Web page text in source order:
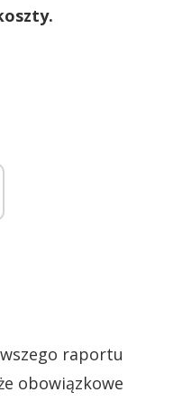
raportu
obowiązkowe